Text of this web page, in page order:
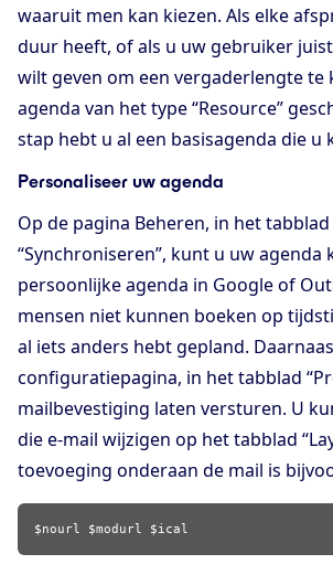
waaruit men kan kiezen. Als elke
duur heeft, of als u uw gebruiker
wilt geven om een vergaderlengte te
agenda van het type “Resource”
stap hebt u al een basisagenda die
Personaliseer uw agenda
Op de pagina Beheren, in het tabblad
“Synchroniseren”, kunt u uw agenda
persoonlijke agenda in Google of
mensen niet kunnen boeken op
al iets anders hebt gepland.
configuratiepagina, in het tabblad
mailbevestiging laten versturen. U
die e-mail wijzigen op het tabblad
toevoeging onderaan de mail is